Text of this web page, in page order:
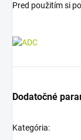
Pred použitím si
Dodatočné
Kategória: